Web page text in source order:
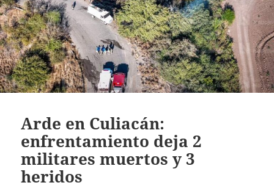
Arde en Culiacán:
enfrentamiento deja 2
militares muertos y 3
heridos